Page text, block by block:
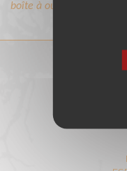
boîte à outils sur le
COMITÉ
11